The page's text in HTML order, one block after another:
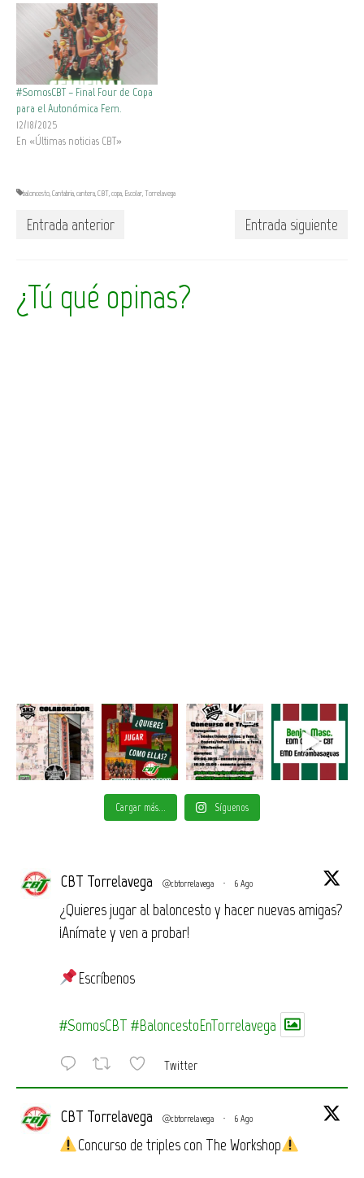
#SomosCBT – Final Four de Copa
para el Autonómica Fem.
12/18/2025
En «Últimas noticias CBT»
baloncesto,Cantabria,cantera,CBT,copa, Escolar,Torrelavega
Entrada anterior Entrada siguiente
¿Tú qué opinas?
Cargar más... Síguenos
CBT Torrelavega @cbtorrelavega · 6 Ago
¿Quieres jugar al baloncesto y hacer nuevas amigas?
¡Anímate y ven a probar!
Escríbenos
#SomosCBT #BaloncestoEnTorrelavega
Twitter
CBT Torrelavega @cbtorrelavega · 6 Ago
Concurso de triples con The Workshop